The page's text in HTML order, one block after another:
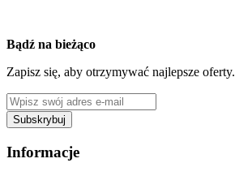
Bądź na bieżąco
Zapisz się, aby otrzymywać najlepsze oferty.
Adres e-mail
Subskrybuj
This form is protected by reCAPTCHA - the
Informacje